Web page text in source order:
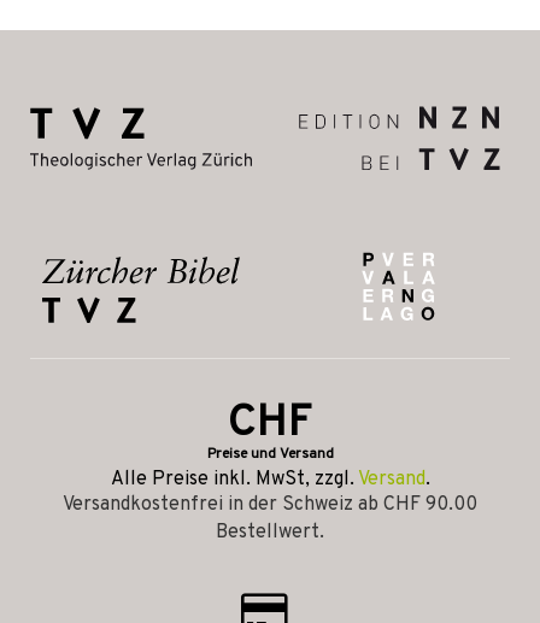
CHF
Preise und Versand
Alle Preise inkl. MwSt, zzgl. Versand.
Versandkostenfrei in der Schweiz ab CHF 90.00
Bestellwert.